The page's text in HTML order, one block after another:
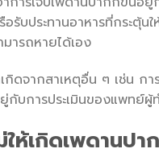
รับประทานอาหารที่กระตุ้
ารถหายได้เอง
กิดจากสาเหตุอื่น ๆ เช่น ก
กับการประเมินของแพทย์
ห้เกิดเพดานปา